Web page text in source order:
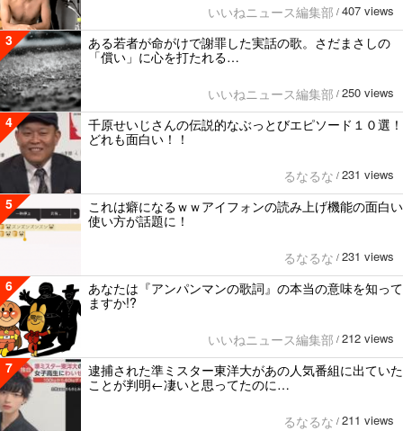
いいねニュース編集部 / 407 views
3
ある若者が命がけで謝罪した実話の歌。さだまさしの
「償い」に心を打たれる…
いいねニュース編集部 / 250 views
4
千原せいじさんの伝説的なぶっとびエピソード１０選！
どれも面白い！！
るなるな / 231 views
5
これは癖になるｗｗアイフォンの読み上げ機能の面白い
使い方が話題に！
るなるな / 231 views
6
あなたは『アンパンマンの歌詞』の本当の意味を知って
ますか!?
いいねニュース編集部 / 212 views
7
逮捕された準ミスター東洋大があの人気番組に出ていた
ことが判明←凄いと思ってたのに…
るなるな / 211 views